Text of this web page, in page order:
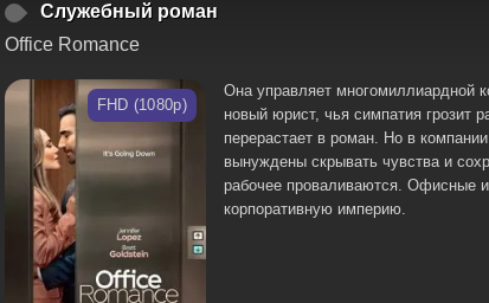
Служебный роман
Office Romance
FHD (1080p)
Она управляет многомиллиардной
новый юрист, чья симпатия грозит
перерастает в роман. Но в
вынуждены скрывать чувства и
рабочее проваливаются. Офисные
корпоративную империю.